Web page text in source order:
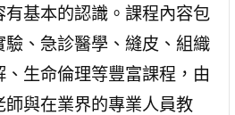
有基本的認識。課程內容包
驗、急診醫學、縫皮、組織
、生命倫理等豐富課程，由
師與在業界的專業人員教